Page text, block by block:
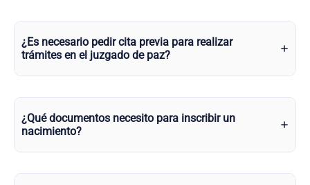
¿Es necesario pedir cita previa para realizar
trámites en el juzgado de paz?
¿Qué documentos necesito para inscribir un
nacimiento?